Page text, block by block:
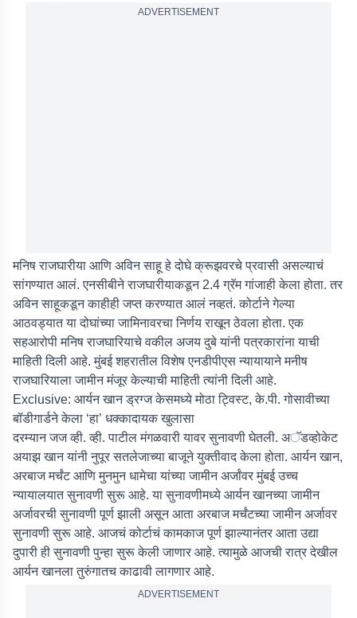
ADVERTISEMENT
मनिष राजघारीया आणि अविन साहू हे दोघे क्रूझवरचे प्रवासी असल्याचं
सांगण्यात आलं. एनसीबीने राजघारीयाकडून 2.4 ग्रॅम गांजाही केला होता. तर
अविन साहूकडून काहीही जप्त करण्यात आलं नव्हतं. कोर्टाने गेल्या
आठवड्यात या दोघांच्या जामिनावरचा निर्णय राखून ठेवला होता. एक
सहआरोपी मनिष राजघारियाचे वकील अजय दुबे यांनी पत्रकारांना याची
माहिती दिली आहे. मुंबई शहरातील विशेष एनडीपीएस न्यायायाने मनीष
राजघारियाला जामीन मंजूर केल्याची माहिती त्यांनी दिली आहे.
Exclusive: आर्यन खान ड्रग्ज केसमध्ये मोठा ट्विस्ट, के.पी. गोसावीच्या
बॉडीगार्डने केला ‘हा’ धक्कादायक खुलासा
दरम्यान जज व्ही. व्ही. पाटील मंगळवारी यावर सुनावणी घेतली. अॅडव्होकेट
अयाझ खान यांनी नुपूर सतलेजाच्या बाजूने युक्तीवाद केला होता. आर्यन खान,
अरबाज मर्चंट आणि मुनमुन धामेचा यांच्या जामीन अर्जांवर मुंबई उच्च
न्यायालयात सुनावणी सुरू आहे. या सुनावणीमध्ये आर्यन खानच्या जामीन
अर्जावरची सुनावणी पूर्ण झाली असून आता अरबाज मर्चंटच्या जामीन अर्जावर
सुनावणी सुरू आहे. आजचं कोर्टाचं कामकाज पूर्ण झाल्यानंतर आता उद्या
दुपारी ही सुनावणी पुन्हा सुरू केली जाणार आहे. त्यामुळे आजची रात्र देखील
आर्यन खानला तुरुंगातच काढावी लागणार आहे.
ADVERTISEMENT